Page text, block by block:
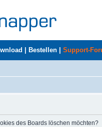
Bestellen Support-
des Boards löschen möchten?